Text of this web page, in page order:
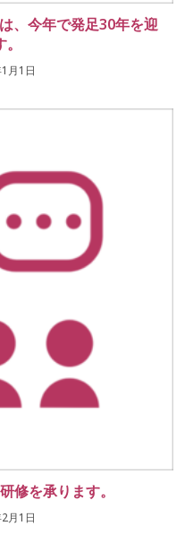
、今年で発足30年を迎
月1日
修を承ります。
月1日